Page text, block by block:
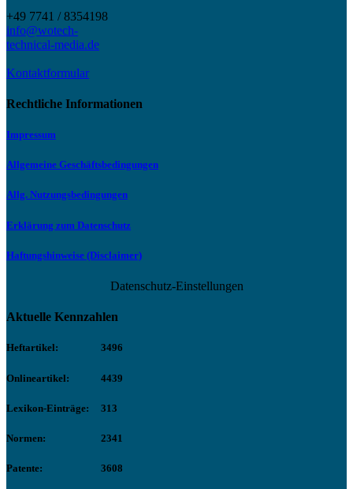
+49 7741 / 8354198
info@wotech-
technical-media.de
Kontaktformular
Rechtliche Informationen
Impressum
Allgemeine Geschäftsbedingungen
Allg. Nutzungsbedingungen
Erklärung zum Datenschutz
Haftungshinweise (Disclaimer)
Datenschutz-Einstellungen
Aktuelle Kennzahlen
Heftartikel: 3496
Onlineartikel: 4439
Lexikon-Einträge: 313
Normen: 2341
Patente: 3608